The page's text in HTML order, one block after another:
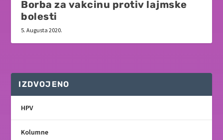
Borba za vakcinu protiv lajmske
bolesti
5. Augusta 2020.
IZDVOJENO
HPV
Kolumne